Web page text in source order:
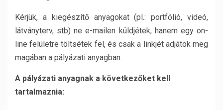
Kérjük, a kiegészítő anyagokat (pl.: portfólió, videó,
látványterv, stb) ne e-mailen küldjétek, hanem egy on-
line felületre töltsétek fel, és csak a linkjét adjátok meg
magában a pályázati anyagban.
A pályázati anyagnak a következőket kell
tartalmaznia: